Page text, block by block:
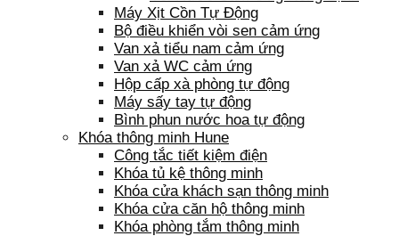
Máy Xịt Cồn Tự Động
Bộ điều khiển vòi sen cảm ứng
Van xả tiểu nam cảm ứng
Van xả WC cảm ứng
Hộp cấp xà phòng tự động
Máy sấy tay tự động
Bình phun nước hoa tự động
Khóa thông minh Hune
Công tắc tiết kiệm điện
Khóa tủ kệ thông minh
Khóa cửa khách sạn thông minh
Khóa cửa căn hộ thông minh
Khóa phòng tắm thông minh